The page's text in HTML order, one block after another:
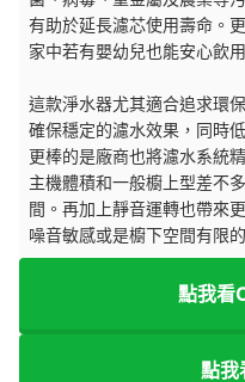
有助於延長濾芯使用壽命。
家中若有嬰幼兒也能安心飲用
這款淨水器尤其適合追求環
確保穩定的濾水效果，同時
更棒的是廠商也將濾水系統
主機體積和一般櫥上型差不
間。再加上靜音運轉也帶來
噪音敏感或是櫥下空間有限
點我看
點我